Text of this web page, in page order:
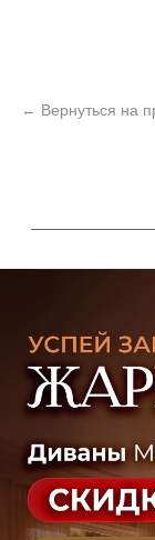
Оплата и доставка
+7 (958) 202-41-41
+7 (499) 916-60-
+7 (932) 021-99-
+7 (499) 916-60-
Ежедневно, с 10:00
Telegram и YouTube
(на основании ФЗ-149 "Об